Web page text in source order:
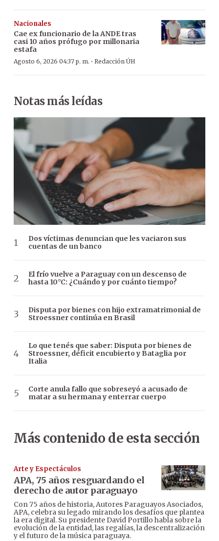
Nacionales
Cae ex funcionario de la ANDE tras
casi 10 años prófugo por millonaria
estafa
Agosto 6, 2026 04:37 p. m. · Redacción ÚH
Notas más leídas
Dos víctimas denuncian que les vaciaron sus
cuentas de un banco
El frío vuelve a Paraguay con un descenso de
hasta 10°C: ¿Cuándo y por cuánto tiempo?
Disputa por bienes con hijo extramatrimonial de
Stroessner continúa en Brasil
Lo que tenés que saber: Disputa por bienes de
Stroessner, déficit encubierto y Bataglia por
Italia
Corte anula fallo que sobreseyó a acusado de
matar a su hermana y enterrar cuerpo
Más contenido de esta sección
Arte y Espectáculos
APA, 75 años resguardando el
derecho de autor paraguayo
Con 75 años de historia, Autores Paraguayos Asociados,
APA, celebra su legado mirando los desafíos que plantea
la era digital. Su presidente David Portillo habla sobre la
evolución de la entidad, las regalías, la descentralización
y el futuro de la música paraguaya.